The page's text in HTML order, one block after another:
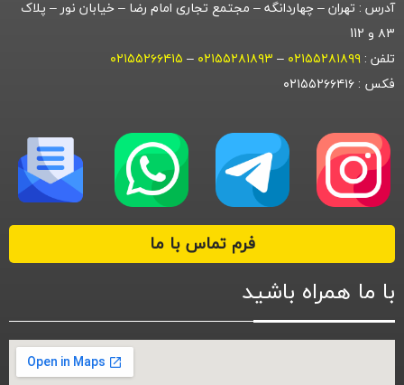
آدرس : تهران – چهاردانگه – مجتمع تجاری امام رضا – خیابان نور – پلاک
۸۳ و 112
تلفن : ۰۲۱۵۵۲۸۱۸۹۹ – ۰۲۱۵۵۲۸۱۸۹۳ – ۰۲۱۵۵۲۶۶۴۱۵
فکس : ۰۲۱۵۵۲۶۶۴۱۶
فرم تماس با ما
با ما همراه باشید